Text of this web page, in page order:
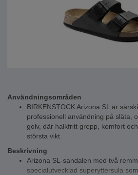
Användningsområden
BIRKENSTOCK Arizona SL är
professionell användning på släta,
golv, där halkfritt grepp, komfort
största vikt.
Beskrivning
Arizona SL-sandalen med två
specialutvecklad superyttersula